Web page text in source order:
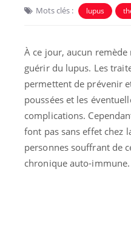
Mots clés : lupus
À ce jour, aucun
guérir du lupus. Les
permettent de prévenir
poussées et les
complications.
font pas sans effet chez
personnes souffrant de
chronique auto-immune.
La sieste
de dormir la nuit ?
VIH : la fin du
tous les jours se